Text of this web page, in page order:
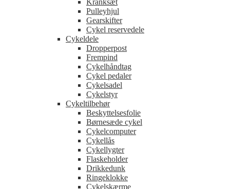
Kranksæt
Pulleyhjul
Gearskifter
Cykel reservedele
Cykeldele
Dropperpost
Frempind
Cykelhåndtag
Cykel pedaler
Cykelsadel
Cykelstyr
Cykeltilbehør
Beskyttelsesfolie
Børnesæde cykel
Cykelcomputer
Cykellås
Cykellygter
Flaskeholder
Drikkedunk
Ringeklokke
Cykelskærme